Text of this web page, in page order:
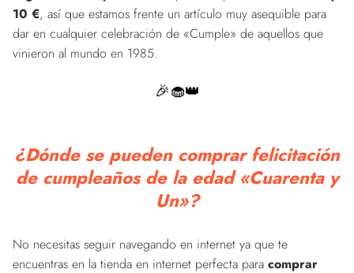
10 €, así que estamos frente un artículo muy asequible para
dar en cualquier celebración de «Cumple» de aquellos que
vinieron al mundo en 1985.
🎉🧁👑
¿Dónde se pueden comprar felicitación
de cumpleaños de la edad «Cuarenta y
Un»?
No necesitas seguir navegando en internet ya que te
encuentras en la tienda en internet perfecta para comprar